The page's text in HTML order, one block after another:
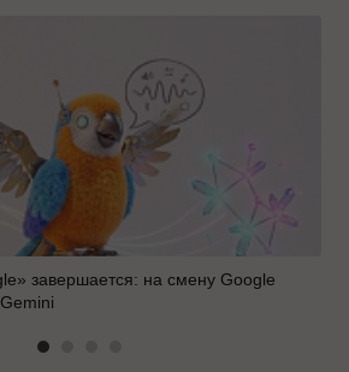
завершается: на смену Google